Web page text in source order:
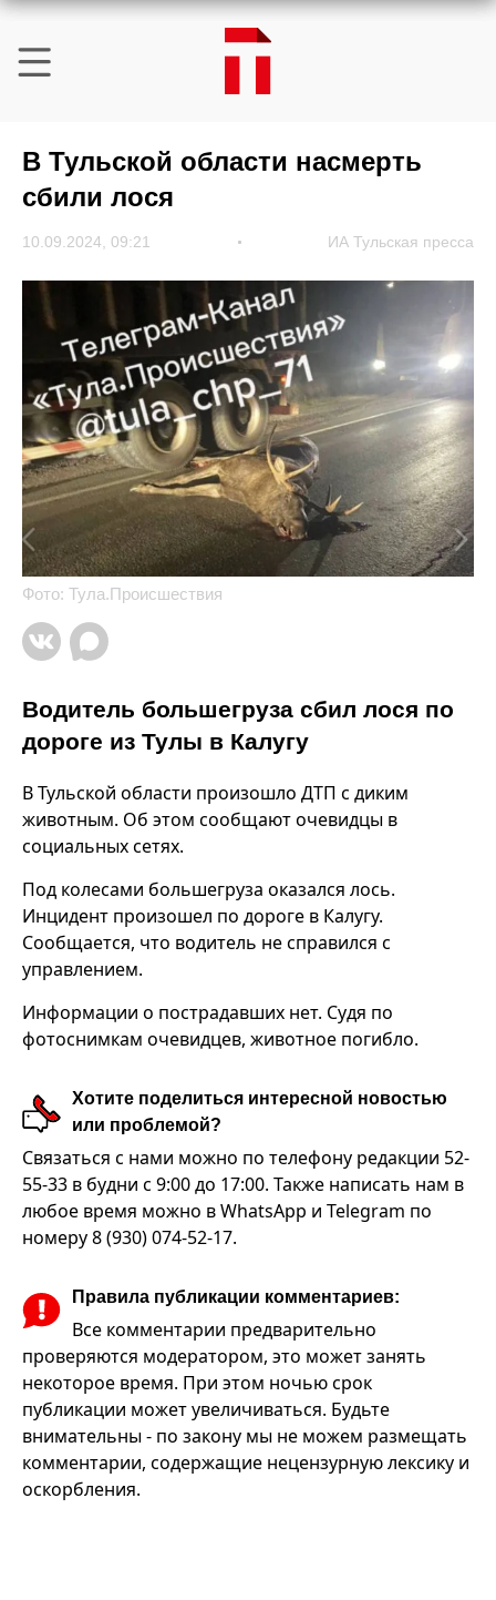
В Тульской области насмерть
сбили лося
10.09.2024, 09:21 ИА Тульская пресса
Фото: Тула.Происшествия
Водитель большегруза сбил лося по
дороге из Тулы в Калугу
В Тульской области произошло ДТП с диким
животным. Об этом сообщают очевидцы в
социальных сетях.
Под колесами большегруза оказался лось.
Инцидент произошел по дороге в Калугу.
Сообщается, что водитель не справился с
управлением.
Информации о пострадавших нет. Судя по
фотоснимкам очевидцев, животное погибло.
Хотите поделиться интересной новостью
или проблемой?
Связаться с нами можно по телефону редакции 52-
55-33 в будни с 9:00 до 17:00. Также написать нам в
любое время можно в WhatsApp и Telegram по
номеру 8 (930) 074-52-17.
Правила публикации комментариев:
Все комментарии предварительно
проверяются модератором, это может занять
некоторое время. При этом ночью срок
публикации может увеличиваться. Будьте
внимательны - по закону мы не можем размещать
комментарии, содержащие нецензурную лексику и
оскорбления.